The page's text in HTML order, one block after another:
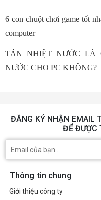
6 con chuột chơi game tốt
computer
TẢN NHIỆT NƯỚC LÀ
NƯỚC CHO PC KHÔNG?
ĐĂNG KÝ NHẬN EMAIL
ĐỂ ĐƯỢC
Thông tin chung
Giới thiệu công ty